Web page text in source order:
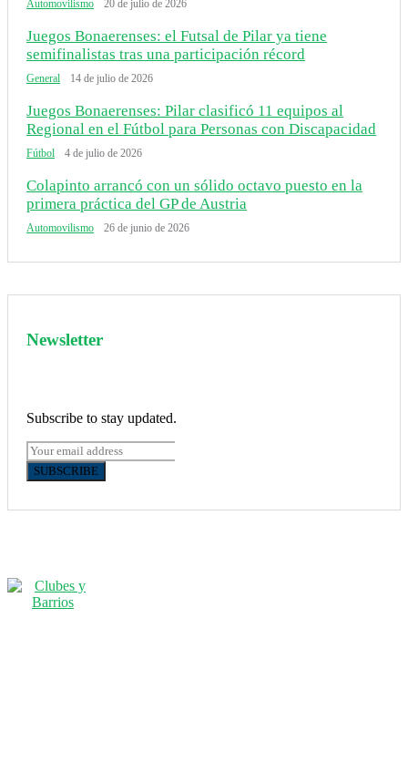
Automovilismo 20 de julio de 2026
Juegos Bonaerenses: el Futsal de Pilar ya tiene
semifinalistas tras una participación récord
General 14 de julio de 2026
Juegos Bonaerenses: Pilar clasificó 11 equipos al
Regional en el Fútbol para Personas con Discapacidad
Fútbol 4 de julio de 2026
Colapinto arrancó con un sólido octavo puesto en la
primera práctica del GP de Austria
Automovilismo 26 de junio de 2026
Newsletter
Subscribe to stay updated.
SUBSCRIBE